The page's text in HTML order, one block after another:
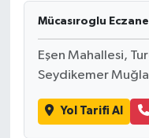
Mücasıroglu
Eşen Mahallesi,
Seydikemer Muğla
Yol Tarifi Al